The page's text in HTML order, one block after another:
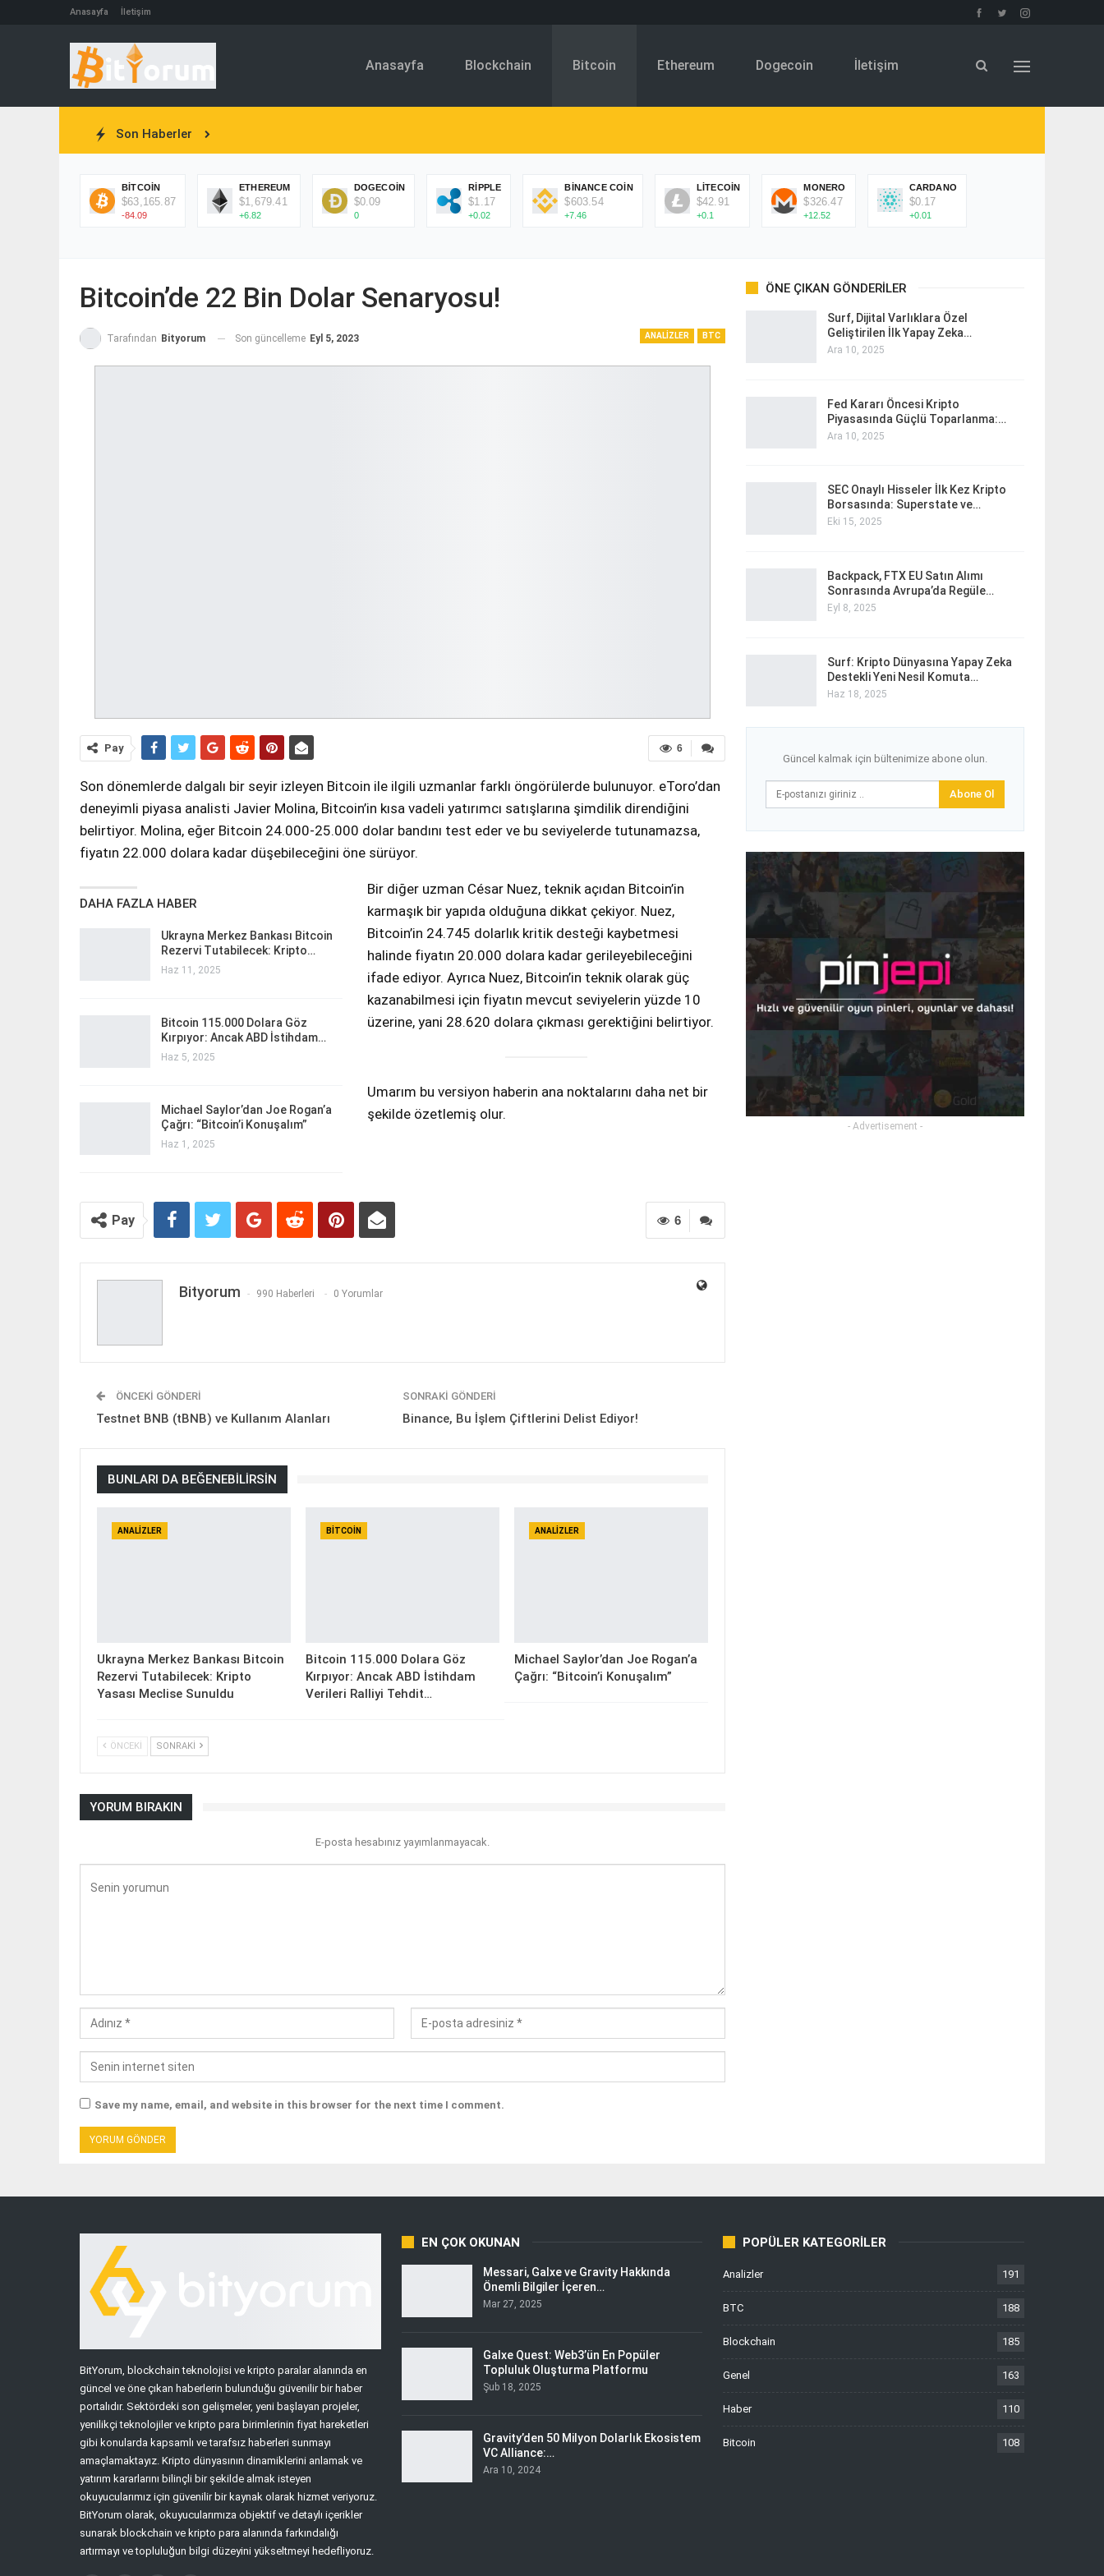
Anasayfa İletişim
Anasayfa Blockchain Bitcoin Ethereum Dogecoin İletişim
Son Haberler
BITCOIN
$63,165.87
-84.09
ETHEREUM
$1,679.41
+6.82
DOGECOIN
$0.09
0
RIPPLE
$1.17
+0.02
BINANCE COIN
$603.54
+7.46
LITECOIN
$42.91
+0.1
MONERO
$326.47
+12.52
CARDANO
$0.17
+0.01
Bitcoin’de 22 Bin Dolar Senaryosu!
ANALIZLER BTC
Tarafından Bityorum Son güncelleme Eyl 5, 2023
6
Pay
Son dönemlerde dalgalı bir seyir izleyen Bitcoin ile ilgili uzmanlar farklı öngörülerde bulunuyor. eToro’dan
deneyimli piyasa analisti Javier Molina, Bitcoin’in kısa vadeli yatırımcı satışlarına şimdilik direndiğini
belirtiyor. Molina, eğer Bitcoin 24.000-25.000 dolar bandını test eder ve bu seviyelerde tutunamazsa,
fiyatın 22.000 dolara kadar düşebileceğini öne sürüyor.
DAHA FAZLA HABER
Ukrayna Merkez Bankası Bitcoin
Rezervi Tutabilecek: Kripto…
Haz 11, 2025
Bitcoin 115.000 Dolara Göz
Kırpıyor: Ancak ABD İstihdam…
Haz 5, 2025
Michael Saylor’dan Joe Rogan’a
Çağrı: “Bitcoin’i Konuşalım”
Haz 1, 2025
Bir diğer uzman César Nuez, teknik açıdan Bitcoin’in
karmaşık bir yapıda olduğuna dikkat çekiyor. Nuez,
Bitcoin’in 24.745 dolarlık kritik desteği kaybetmesi
halinde fiyatın 20.000 dolara kadar gerileyebileceğini
ifade ediyor. Ayrıca Nuez, Bitcoin’in teknik olarak güç
kazanabilmesi için fiyatın mevcut seviyelerin yüzde 10
üzerine, yani 28.620 dolara çıkması gerektiğini belirtiyor.
Umarım bu versiyon haberin ana noktalarını daha net bir
şekilde özetlemiş olur.
6
Pay
Bityorum 990 Haberleri 0 Yorumlar
ÖNCEKI GÖNDERI
Testnet BNB (tBNB) ve Kullanım Alanları
SONRAKI GÖNDERI
Binance, Bu İşlem Çiftlerini Delist Ediyor!
BUNLARI DA BEĞENEBILIRSIN
ANALIZLER
Ukrayna Merkez Bankası Bitcoin
Rezervi Tutabilecek: Kripto
Yasası Meclise Sunuldu
BITCOIN
Bitcoin 115.000 Dolara Göz
Kırpıyor: Ancak ABD İstihdam
Verileri Ralliyi Tehdit…
ANALIZLER
Michael Saylor’dan Joe Rogan’a
Çağrı: “Bitcoin’i Konuşalım”
ÖNCEKI SONRAKI
YORUM BIRAKIN
E-posta hesabınız yayımlanmayacak.
Save my name, email, and website in this browser for the next time I comment.
ÖNE ÇIKAN GÖNDERILER
Surf, Dijital Varlıklara Özel
Geliştirilen İlk Yapay Zeka…
Ara 10, 2025
Fed Kararı Öncesi Kripto
Piyasasında Güçlü Toparlanma:…
Ara 10, 2025
SEC Onaylı Hisseler İlk Kez Kripto
Borsasında: Superstate ve…
Eki 15, 2025
Backpack, FTX EU Satın Alımı
Sonrasında Avrupa’da Regüle…
Eyl 8, 2025
Surf: Kripto Dünyasına Yapay Zeka
Destekli Yeni Nesil Komuta…
Haz 18, 2025
Güncel kalmak için bültenimize abone olun.
Abone Ol
- Advertisement -
BitYorum, blockchain teknolojisi ve kripto paralar alanında en
güncel ve öne çıkan haberlerin bulunduğu güvenilir bir haber
portalıdır. Sektördeki son gelişmeler, yeni başlayan projeler,
yenilikçi teknolojiler ve kripto para birimlerinin fiyat hareketleri
gibi konularda kapsamlı ve tarafsız haberleri sunmayı
amaçlamaktayız. Kripto dünyasının dinamiklerini anlamak ve
yatırım kararlarını bilinçli bir şekilde almak isteyen
okuyucularımız için güvenilir bir kaynak olarak hizmet veriyoruz.
BitYorum olarak, okuyucularımıza objektif ve detaylı içerikler
sunarak blockchain ve kripto para alanında farkındalığı
artırmayı ve topluluğun bilgi düzeyini yükseltmeyi hedefliyoruz.
EN ÇOK OKUNAN
Messari, Galxe ve Gravity Hakkında
Önemli Bilgiler İçeren…
Mar 27, 2025
Galxe Quest: Web3’ün En Popüler
Topluluk Oluşturma Platformu
Şub 18, 2025
Gravity’den 50 Milyon Dolarlık Ekosistem
VC Alliance:…
Ara 10, 2024
POPÜLER KATEGORILER
Analizler 191
BTC 188
Blockchain 185
Genel 163
Haber 110
Bitcoin 108